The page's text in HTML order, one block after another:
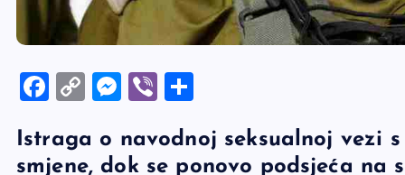
F
c
C
p
M
se
Vi
er ar
Istraga o navodnoj seksualnoj vezi
smjene, dok se ponovo podsjeća na